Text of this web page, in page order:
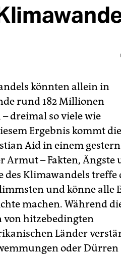
könnten allein in
rund 182 Millionen
dreimal so viele wie
Ergebnis kommt die
Aid in einem gestern
Armut – Fakten, Ängste
des Klimawandels treffe
und könne alle
machen. Während
hitzebedingten
Länder
oder Dürren